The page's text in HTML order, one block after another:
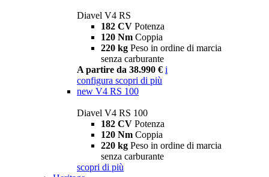
Diavel V4 RS
182 CV Potenza
120 Nm Coppia
220 kg Peso in ordine di marcia
senza carburante
A partire da 38.990 € i
configura scopri di più
new V4 RS 100
Diavel V4 RS 100
182 CV Potenza
120 Nm Coppia
220 kg Peso in ordine di marcia
senza carburante
scopri di più